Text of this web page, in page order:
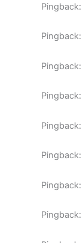
Pingback:
Pingback:
Pingback:
Pingback:
Pingback:
Pingback:
Pingback:
Pingback: